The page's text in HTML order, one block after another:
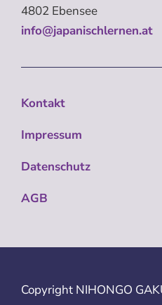
4802 Ebensee
info@japanischlernen.at
Kontakt
Impressum
Datenschutz
AGB
Copyright NIHONGO